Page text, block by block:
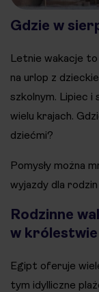
Gdzie w
Letnie wakacje
na urlop z
szkolnym. Lipiec
wielu krajach.
dziećmi?
Pomysły można
wyjazdy dla
Rodzinne
w
Egipt oferuje
tym idylliczne